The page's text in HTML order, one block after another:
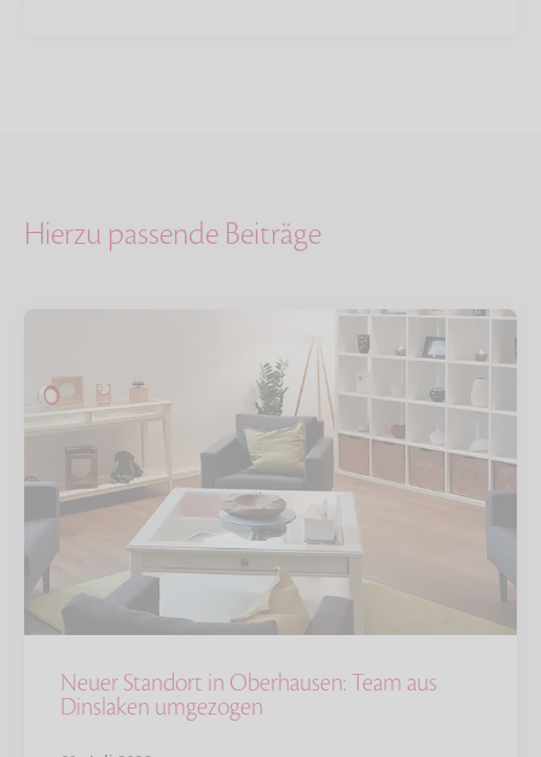
Hierzu passende Beiträge
Neuer Standort in Oberhausen: Team aus
Dinslaken umgezogen